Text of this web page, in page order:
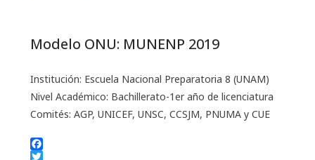
p
Ir
r
Modelo ONU: MUNENP 2019
Institución: Escuela Nacional Preparatoria 8 (UNAM)
Nivel Académico: Bachillerato-1er año de licenciatura
Comités: AGP, UNICEF, UNSC, CCSJM, PNUMA y CUE
F